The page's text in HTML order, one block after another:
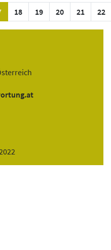
(current)
18 19 20 21 22